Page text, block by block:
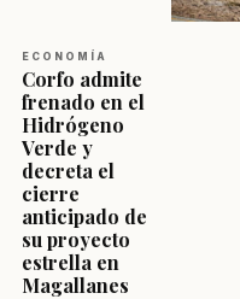
ECONOMÍA
Corfo admite
frenado en el
Hidrógeno
Verde y
decreta el
cierre
anticipado de
su proyecto
estrella en
Magallanes